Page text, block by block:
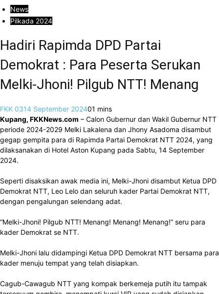
News
Pilkada 2024
Hadiri Rapimda DPD Partai
Demokrat : Para Peserta Serukan
Melki-Jhoni! Pilgub NTT! Menang
FKK 0314 September 202401 mins
Kupang, FKKNews.com – Calon Gubernur dan Wakil Gubernur NTT
periode 2024-2029 Melki Lakalena dan Jhony Asadoma disambut
gegap gempita para di Rapimda Partai Demokrat NTT 2024, yang
dilaksanakan di Hotel Aston Kupang pada Sabtu, 14 September
2024.
Seperti disaksikan awak media ini, Melki-Jhoni disambut Ketua DPD
Demokrat NTT, Leo Lelo dan seluruh kader Partai Demokrat NTT,
dengan pengalungan selendang adat.
“Melki-Jhoni! Pilgub NTT! Menang! Menang! Menang!” seru para
kader Demokrat se NTT.
Melki-Jhoni lalu didampingi Ketua DPD Demokrat NTT bersama para
kader menuju tempat yang telah disiapkan.
Cagub-Cawagub NTT yang kompak berkemeja putih itu tampak